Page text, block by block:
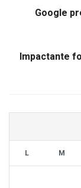
Google
Impactante
L M